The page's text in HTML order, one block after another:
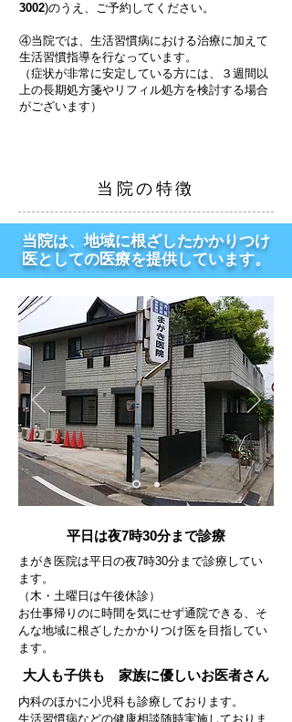
3002)のうえ、ご予約してください。
④当院では、生活習慣病における治療に加えて
生活習慣指導を行なっています。
（症状が非常に安定している方には、３週間以
上の長期処方箋やリフィル処方を検討する場合
がございます）
当院の特徴
当院は、地域に根ざしたかかりつけ
医としての医療を提供しています。
平日は夜7時30分まで診療
まがき医院は平日の夜7時30分まで診療してい
ます。
（木・土曜日は午後休診）
お仕事帰りのに時間を気にせず通院できる、そ
んな地域に根ざしたかかりつけ医を目指してい
ます。
​大人も子供も 家族に優しいお医者さん
内科のほかに小児科も診療しております。
生活習慣病などの健康相談随時実施しておりま